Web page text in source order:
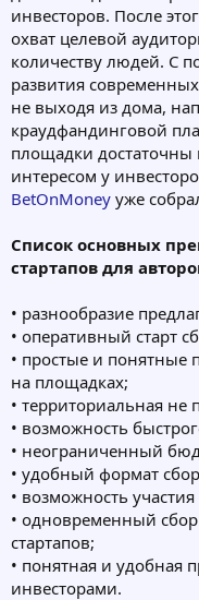
инвесторов. После
охват целевой
количеству людей. С
развития
не выходя из дома,
краудфандинговой
площадки достаточны
интересом у
BetOnMoney уже
Список основных
стартапов для
• разнообразие
• оперативный старт
• простые и понятные
на площадках;
• территориальная не
• возможность
• неограниченный
• удобный формат
• возможность
• одновременный сбор
стартапов;
• понятная и удобная
инвесторами.